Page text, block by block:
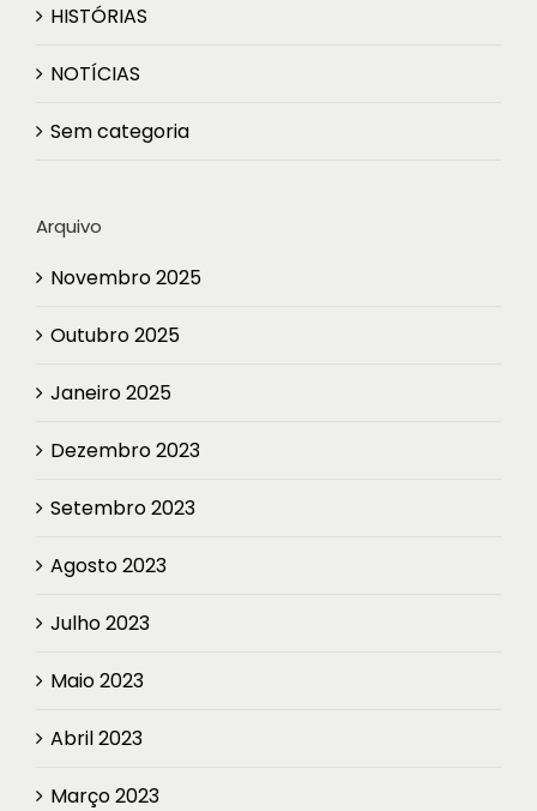
HISTÓRIAS
NOTÍCIAS
Sem categoria
Arquivo
Novembro 2025
Outubro 2025
Janeiro 2025
Dezembro 2023
Setembro 2023
Agosto 2023
Julho 2023
Maio 2023
Abril 2023
Março 2023